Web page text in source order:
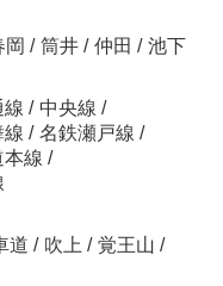
岡 / 筒井 / 仲田 / 池下
線 / 中央線 /
線 / 名鉄瀬戸線 /
本線 /
道 / 吹上 / 覚王山 /